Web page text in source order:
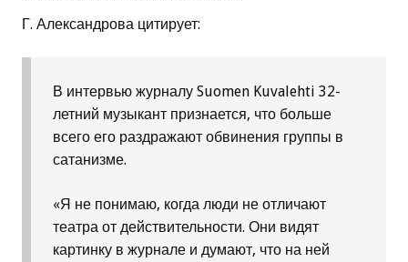
Г. Александрова цитирует:
В интервью журналу Suomen Kuvalehti 32-
летний музыкант признается, что больше
всего его раздражают обвинения группы в
сатанизме.
«Я не понимаю, когда люди не отличают
театра от действительности. Они видят
картинку в журнале и думают, что на ней